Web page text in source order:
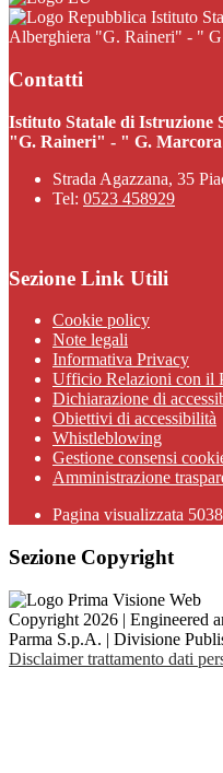
Istituto
Alberghiera "G. Raineri" - "
Contatti
Istituto Statale di Istruzione
"G. Raineri" - " G.
Strada Agazzana, 35
Tel: 0523 458929
Sezione Link Utili
Cookie policy
Note legali
Informativa Privacy
Ufficio Relazioni con il
Dichiarazione di
Obiettivi di accessibilità
Whistleblowing
Gestione consensi
Amministrazione
Pagina visualizzata
Sezione Copyright
Copyright 2026 | Engineered
Parma S.p.A. | Divisione
Disclaimer trattamento dati